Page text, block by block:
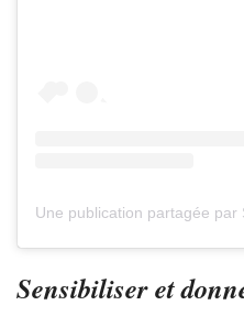
Sensibiliser et